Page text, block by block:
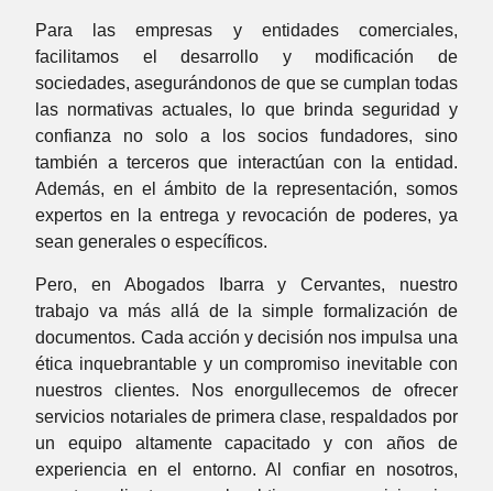
Para las empresas y entidades comerciales,
facilitamos el desarrollo y modificación de
sociedades, asegurándonos de que se cumplan todas
las normativas actuales, lo que brinda seguridad y
confianza no solo a los socios fundadores, sino
también a terceros que interactúan con la entidad.
Además, en el ámbito de la representación, somos
expertos en la entrega y revocación de poderes, ya
sean generales o específicos.
Pero, en Abogados Ibarra y Cervantes, nuestro
trabajo va más allá de la simple formalización de
documentos. Cada acción y decisión nos impulsa una
ética inquebrantable y un compromiso inevitable con
nuestros clientes. Nos enorgullecemos de ofrecer
servicios notariales de primera clase, respaldados por
un equipo altamente capacitado y con años de
experiencia en el entorno. Al confiar en nosotros,